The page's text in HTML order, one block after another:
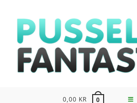
innehållet
0,00 KR 0